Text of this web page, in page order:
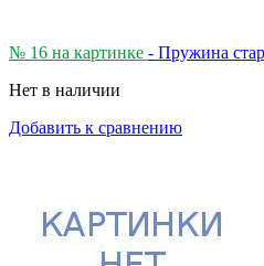
№ 16 на картинке - Пружина
Нет в наличии
Добавить к сравнению